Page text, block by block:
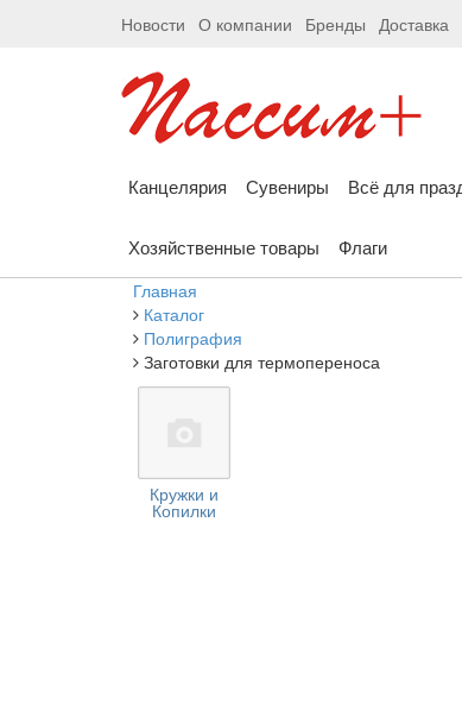
Новости О компании Бренды Доставка
Канцелярия Сувениры Всё для
Хозяйственные товары Флаги
Главная
Каталог
Полиграфия
Заготовки для термопереноса
Кружки и
Копилки